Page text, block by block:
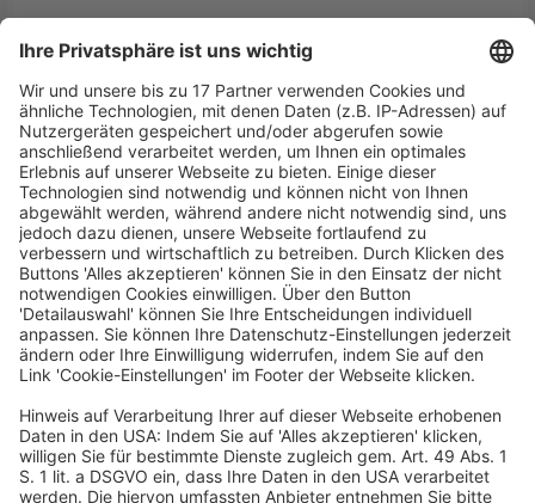
ArbG Berlin, Urteil vom 28.6.2023 – 14 Ca 3796/22 und 14
Ca 11727/22 Das Arbeitsgericht Berlin hat entschieden,
dass ein Arzt während des behördlich angeordneten
Ruhens seiner Approbation keinen Anspruch […]
WEITERLESEN
Arbeitsrecht
BVerfG: Gesetzliche Regelungen zur
Vergütung von Gefangenenarbeit in
Bayern und Nordrhein-Westfalen sind
verfassungswidrig
Veröffentlicht am3. Juli 2023vonkw